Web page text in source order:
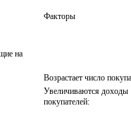
Факторы
на
Возрастает число
Увеличиваются доходы
покупателей: